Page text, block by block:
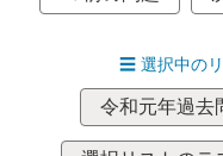
☰ 選択中の
令和元年過去